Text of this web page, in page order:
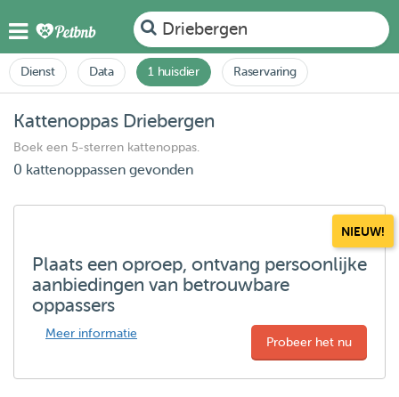
Driebergen
Dienst Data 1 huisdier Raservaring
Kattenoppas Driebergen
Boek een 5-sterren kattenoppas.
0 kattenoppassen gevonden
NIEUW!
Plaats een oproep, ontvang persoonlijke
aanbiedingen van betrouwbare
oppassers
Meer informatie
Probeer het nu